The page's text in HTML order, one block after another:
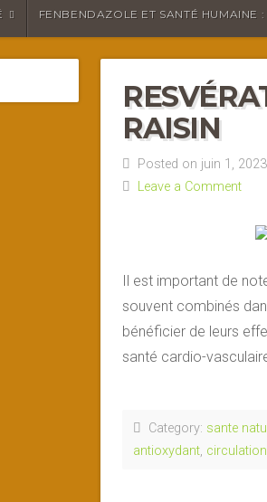
FENBENDAZOLE ET SANTÉ HUMAINE
RAISIN
Posted on juin 1,
Leave a Comment
Il est important de
souvent combinés
bénéficier de leurs
santé cardio-
Category: sante
antioxydant,